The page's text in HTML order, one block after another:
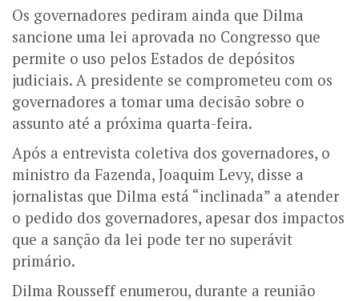
Os governadores pediram ainda que Dilma
sancione uma lei aprovada no Congresso que
permite o uso pelos Estados de depósitos
judiciais. A presidente se comprometeu com os
governadores a tomar uma decisão sobre o
assunto até a próxima quarta-feira.
Após a entrevista coletiva dos governadores, o
ministro da Fazenda, Joaquim Levy, disse a
jornalistas que Dilma está “inclinada” a atender
o pedido dos governadores, apesar dos impactos
que a sanção da lei pode ter no superávit
primário.
Dilma Rousseff enumerou, durante a reunião